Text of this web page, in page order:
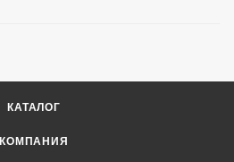
КАТАЛОГ
КОМПАНИЯ